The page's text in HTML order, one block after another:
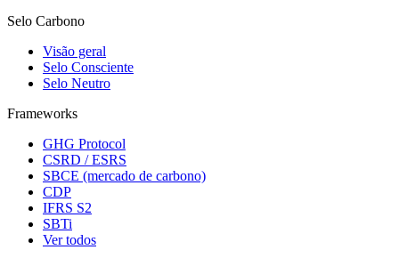
Selo Carbono
Visão geral
Selo Consciente
Selo Neutro
Frameworks
GHG Protocol
CSRD / ESRS
SBCE (mercado de carbono)
CDP
IFRS S2
SBTi
Ver todos